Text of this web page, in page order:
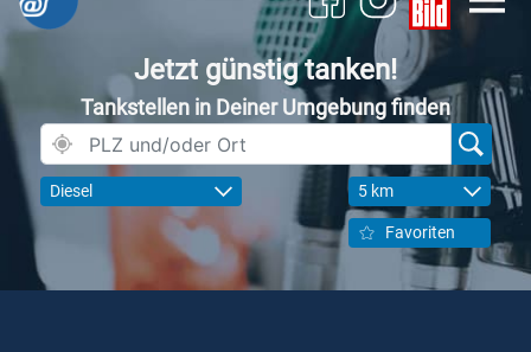
Jetzt günstig tanken!
Tankstellen in Deiner Umgebung finden
Diesel 5 km
Favoriten